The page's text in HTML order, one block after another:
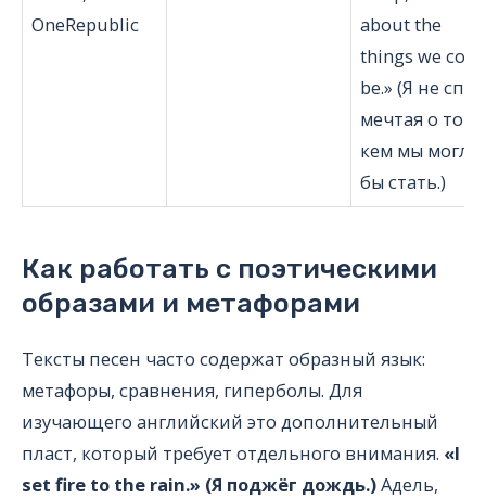
OneRepublic
about the
things we
be.» (Я не
мечтая о том,
кем мы могли
бы стать.)
Как работать с поэтическими
образами и метафорами
Тексты песен часто содержат образный язык:
метафоры, сравнения, гиперболы. Для
изучающего английский это дополнительный
пласт, который требует отдельного внимания. «I
set fire to the rain.» (Я поджёг дождь.)Адель,